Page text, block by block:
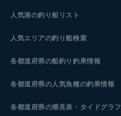
人気港の釣り船リスト
人気エリアの釣り船検索
各都道府県の船釣り釣果情報
各都道府県の人気魚種の釣果情報
各都道府県の潮見表 ・タイドグラフ